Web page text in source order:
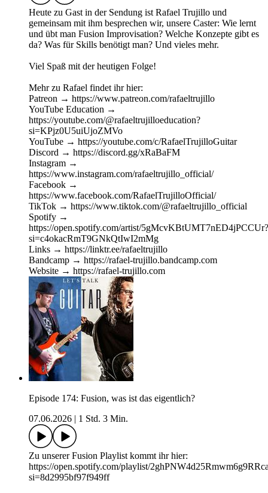
Heute zu Gast in der Sendung ist Rafael Trujillo und
gemeinsam mit ihm besprechen wir, unsere Caster: Wie lernt
und übt man Fusion Improvisation? Welche Konzepte gibt es
da? Was für Skills benötigt man? Und vieles mehr.
Viel Spaß mit der heutigen Folge!
Mehr zu Rafael findet ihr hier:
Patreon → https://www.patreon.com/rafaeltrujillo
YouTube Education →
https://youtube.com/@rafaeltrujilloeducation?
si=KPjz0U5uiUjoZMVo
YouTube → https://youtube.com/c/RafaelTrujilloGuitar
Discord → https://discord.gg/xRaBaFM
Instagram →
https://www.instagram.com/rafaeltrujillo_official/
Facebook →
https://www.facebook.com/RafaelTrujilloOfficial/
TikTok → https://www.tiktok.com/@rafaeltrujillo_official
Spotify →
https://open.spotify.com/artist/5gMcvKBtUMT7nED4jPCCUr?
si=c4okacRmT9GNkQtIwI2mMg
Links → https://linktr.ee/rafaeltrujillo
Bandcamp → https://rafael-trujillo.bandcamp.com
Website → https://rafael-trujillo.com
Episode 174: Fusion, was ist das eigentlich?
07.06.2026
1 Std. 3 Min.
Zu unserer Fusion Playlist kommt ihr hier:
https://open.spotify.com/playlist/
si=8d2995bf97f949ff